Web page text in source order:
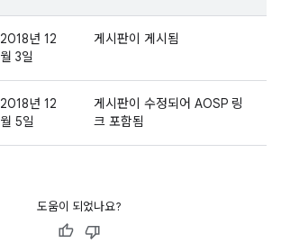
2018년 12
월 3일
게시판이 게시됨
2018년 12
월 5일
게시판이 수정되어 AOSP 링
크 포함됨
도움이 되었나요?